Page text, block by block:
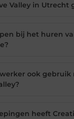
Valley in Utrecht
bij het huren
ook gebruik
heeft